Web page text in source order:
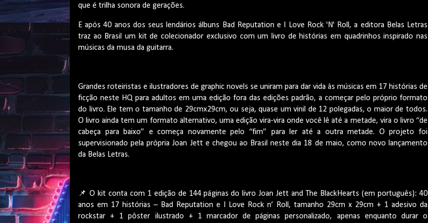
que é trilha sonora de gerações.
E após 40 anos dos seus lendários álbuns Bad Reputation e I Love Rock 'N' Roll, a editora Belas Letras
traz ao Brasil um kit de colecionador exclusivo com um livro de histórias em quadrinhos inspirado nas
músicas da musa da guitarra.
Grandes roteiristas e ilustradores de graphic novels se uniram para dar vida às músicas em 17 histórias de
ficção neste HQ para adultos em uma edição fora das edições padrão, a começar pelo próprio formato
do livro. Ele tem o tamanho de 29cmx29cm, ou seja, quase um vinil de 12 polegadas, o maior de todos.
O livro ainda tem um formato alternativo, uma edição vira-vira onde você lê até a metade, vira o livro “de
cabeça para baixo” e começa novamente pelo “fim” para ler até a outra metade. O projeto foi
supervisionado pela própria Joan Jett e chegou ao Brasil neste dia 18 de maio, como novo lançamento
da Belas Letras.
📌 O kit conta com 1 edição de 144 páginas do livro Joan Jett and The BlackHearts (em português): 40
anos em 17 histórias – Bad Reputation e I Love Rock n’ Roll, tamanho 29cm x 29cm + 1 adesivo da
rockstar + 1 pôster ilustrado + 1 marcador de páginas personalizado, apenas enquanto durar o